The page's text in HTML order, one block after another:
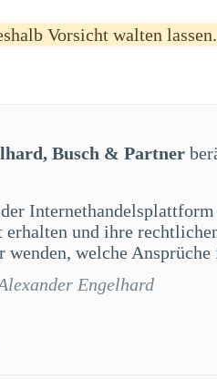
Vorsicht walten lassen.
Busch & Partner
erhalten und ihre
wenden, welche
Engelhard